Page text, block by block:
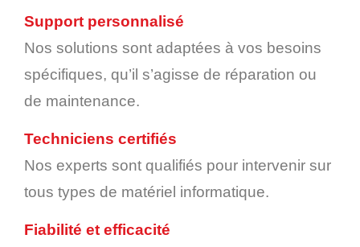
Support personnalisé
Nos solutions sont adaptées à vos besoins
spécifiques, qu’il s’agisse de réparation ou
de maintenance.
Techniciens certifiés
Nos experts sont qualifiés pour intervenir sur
tous types de matériel informatique.
Fiabilité et efficacité